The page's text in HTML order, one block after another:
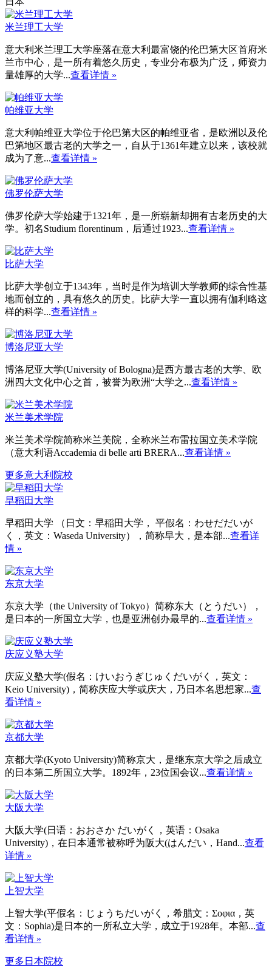
米兰理工大学
意大利米兰理工大学座落在意大利最富饶的伦巴第大区首府米
兰市中心，是一所有着悠久历史，专业分布极为广泛，师资力
量雄厚的大学...查看详情 »
帕维亚大学
意大利帕维亚大学位于伦巴第大区的帕维亚省，是欧洲以及伦
巴第地区最古老的大学之一，自从于1361年建立以来，该校就
成为了意...查看详情 »
佛罗伦萨大学
佛罗伦萨大学始建于1321年，是一所崭新却拥有古老历史的大
学。初名Studium florentinum，后通过1923...查看详情 »
比萨大学
比萨大学创立于1343年，当时是作为培训大学教师的综合性基
地而创立的，具有悠久的历史。比萨大学一直以拥有伽利略这
样的科学...查看详情 »
博洛尼亚大学
博洛尼亚大学(University of Bologna)是西方最古老的大学、欧
洲四大文化中心之首，被誉为欧洲“大学之...查看详情 »
米兰美术学院
米兰美术学院简称米兰美院，全称米兰布雷拉国立美术学院
（意大利语Accademia di belle arti BRERA...查看详情 »
更多意大利院校
早稻田大学
早稻田大学 （日文：早稲田大学， 平假名：わせだだいが
く，英文：Waseda University），简称早大，是本部...查看详
情 »
东京大学
东京大学（the University of Tokyo）简称东大（とうだい），
是日本的一所国立大学，也是亚洲创办最早的...查看详情 »
庆应义塾大学
庆应义塾大学(假名：けいおうぎじゅくだいがく，英文：
Keio University)，简称庆应大学或庆大，乃日本名思想家...查
看详情 »
京都大学
京都大学(Kyoto University)简称京大，是继东京大学之后成立
的日本第二所国立大学。1892年，23位国会议...查看详情 »
大阪大学
大阪大学(日语：おおさか だいがく，英语：Osaka
University)，在日本通常被称呼为阪大(はんだい，Hand...查看
详情 »
上智大学
上智大学(平假名：じょうちだいがく，希腊文：Σοφια，英
文：Sophia)是日本的一所私立大学，成立于1928年。本部...查
看详情 »
更多日本院校